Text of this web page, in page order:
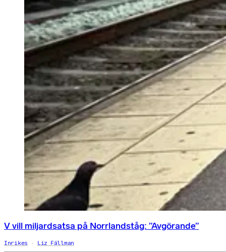
V vill miljardsatsa på Norrlandståg: ”Avgörande”
Inrikes Liz Fällman